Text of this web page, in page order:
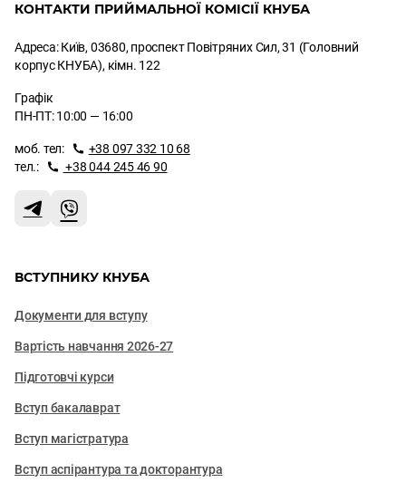
КОНТАКТИ ПРИЙМАЛЬНОЇ КОМІСІЇ КНУБА
Адреса: Київ, 03680, проспект Повітряних Сил, 31 (Головний
корпус КНУБА), кімн. 122
Графік
ПН-ПТ: 10:00 — 16:00
моб. тел:
+38 097 332 10 68
тел.:
+38 044 245 46 90
ВСТУПНИКУ КНУБА
Документи для вступу
Вартість навчання 2026-27
Підготовчі курси
Вступ бакалаврат
Вступ магістратура
Вступ аспірантура та докторантура